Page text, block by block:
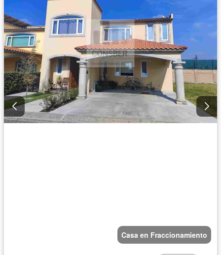
Casa en Fraccionamiento